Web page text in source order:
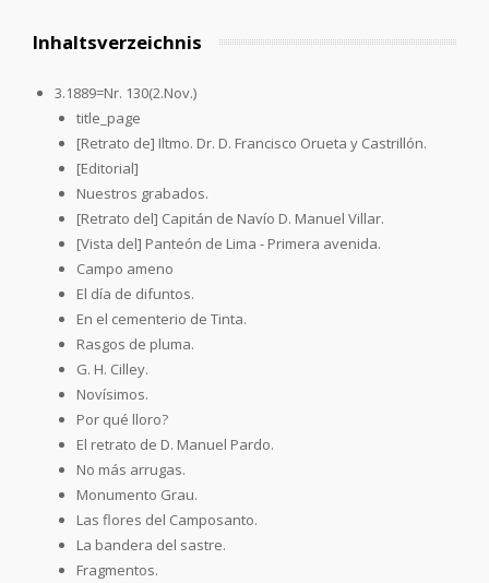
Inhaltsverzeichnis
3.1889=Nr. 130(2.Nov.)
title_page
[Retrato de] Iltmo. Dr. D. Francisco Orueta y Castrillón.
[Editorial]
Nuestros grabados.
[Retrato del] Capitán de Navío D. Manuel Villar.
[Vista del] Panteón de Lima - Primera avenida.
Campo ameno
El día de difuntos.
En el cementerio de Tinta.
Rasgos de pluma.
G. H. Cilley.
Novísimos.
Por qué lloro?
El retrato de D. Manuel Pardo.
No más arrugas.
Monumento Grau.
Las flores del Camposanto.
La bandera del sastre.
Fragmentos.